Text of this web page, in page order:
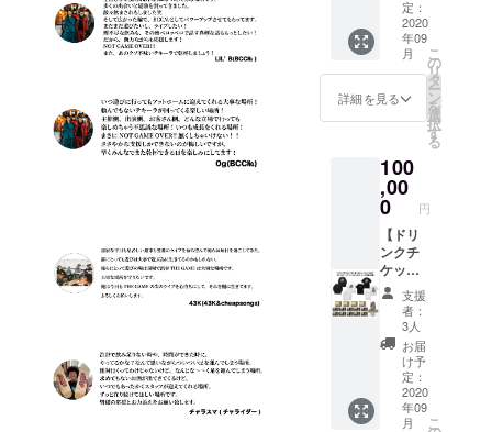
す。ご
都合許
す場合
は、上
ご支援
頂けま
いで
す。
い。 ※
掲載不
要の方
は備考
欄へ
【不
い
シャツ/
JUMP-
A-L/S T
シャツ2
枚 ・サ
イズ：
GAME-
A-L/S T
シャツ
は
BLACK
、
JUMP-
A-L/S T
シャツ
WHITE
になり
ます。
● ドリ
ンクチ
ケット
(2枚)＋
Tシャツ
2枚＋
L/S T
シャツ2
枚 ス
テッ
援】 ●
GAME-
A-Tシャ
ツ/
JUMP-
A-Tシャ
ツ2枚
・サイ
ズ： M /
L / XL /
XXL ※
JUMP-
A-Tシャ
ツは
BLACK
になり
定：
2020
年09
月
詳細を見る
こ
の
リ
タ
ー
ン
を
選
択
す
る
100
,00
0 円
【ドリ
ンクチ
ケット
(10枚)
＋シャ
ンパン
オー
ダーチ
ケット
(4枚)＋
ステッ
カー＋T
支援
者：
3人
お届
け予
定：
2020
年09
月
こ